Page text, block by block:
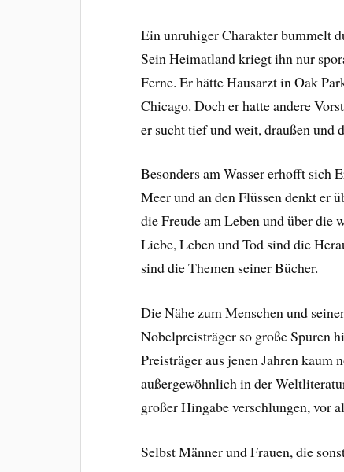
Ein unruhiger Charakter bummelt
Sein Heimatland kriegt ihn nur
Ferne. Er hätte Hausarzt in Oak
Chicago. Doch er hatte andere
er sucht tief und weit, draußen und
Besonders am Wasser erhofft sich
Meer und an den Flüssen denkt er
die Freude am Leben und über die
Liebe, Leben und Tod sind die
sind die Themen seiner Bücher.
Die Nähe zum Menschen und
Nobelpreisträger so große Spuren
Preisträger aus jenen Jahren kaum
außergewöhnlich in der
großer Hingabe verschlungen, vor
Selbst Männer und Frauen, die